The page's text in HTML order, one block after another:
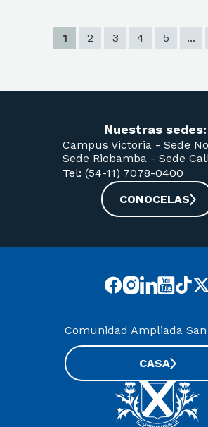
1 2 3 4 5 ...
Nuestras sedes:
Campus Victoria - Sede
Sede Riobamba - Sede
Tel: (54-11) 7078-0400
CONOCELAS
Comunidad Ampliada
CASA